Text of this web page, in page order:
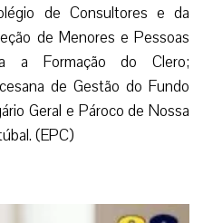
de Consultores e da
de Menores e Pessoas
a Formação do Clero;
de Gestão do Fundo
Geral e Pároco de Nossa
(EPC)